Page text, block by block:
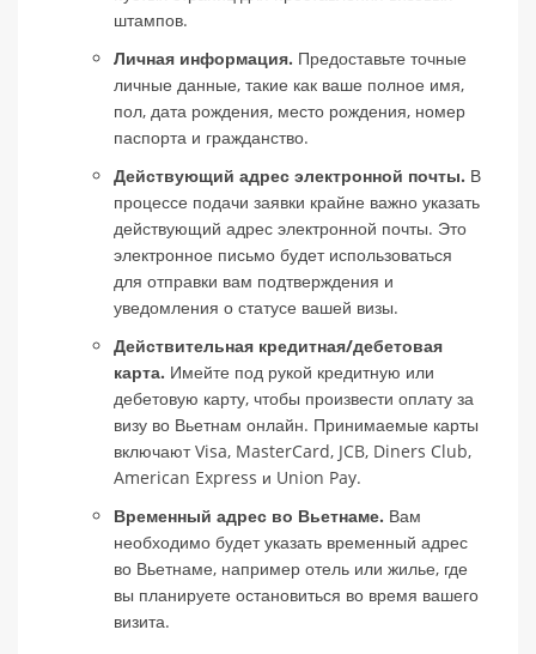
штампов.
Личная информация. Предоставьте точные
личные данные, такие как ваше полное имя,
пол, дата рождения, место рождения, номер
паспорта и гражданство.
Действующий адрес электронной почты. В
процессе подачи заявки крайне важно указать
действующий адрес электронной почты. Это
электронное письмо будет использоваться
для отправки вам подтверждения и
уведомления о статусе вашей визы.
Действительная кредитная/дебетовая
карта. Имейте под рукой кредитную или
дебетовую карту, чтобы произвести оплату за
визу во Вьетнам онлайн. Принимаемые карты
включают Visa, MasterCard, JCB, Diners Club,
American Express и Union Pay.
Временный адрес во Вьетнаме. Вам
необходимо будет указать временный адрес
во Вьетнаме, например отель или жилье, где
вы планируете остановиться во время вашего
визита.